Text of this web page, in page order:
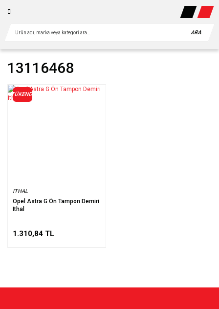
ARA
13116468
TÜKENDİ
ITHAL
Opel Astra G Ön Tampon Demiri
Ithal
1.310,84 TL